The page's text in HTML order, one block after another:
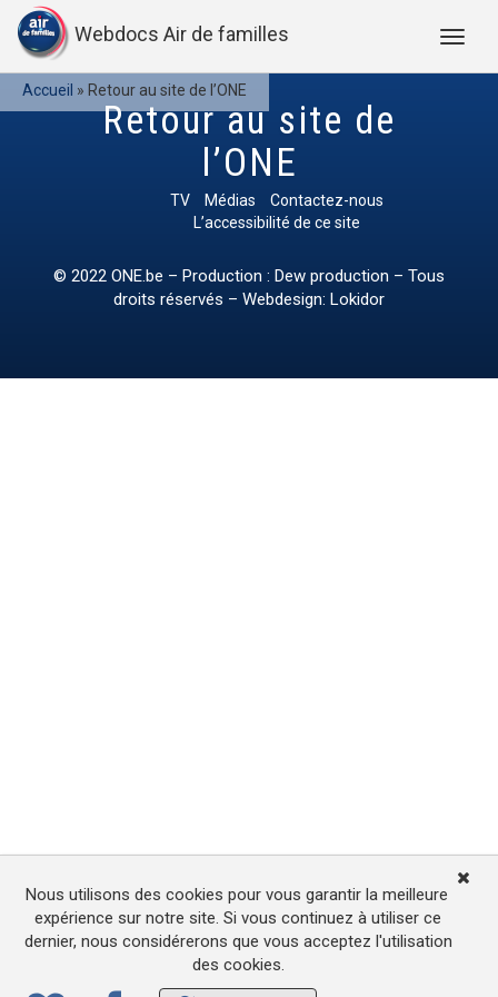
Webdocs Air de familles
Accueil » Retour au site de l’ONE
Retour au site de
l’ONE
TV Médias
Contactez-nous
L’accessibilité de ce site
© 2022 ONE.be – Production : Dew production – Tous
droits réservés – Webdesign: Lokidor
Nous utilisons des cookies pour vous garantir la meilleure
expérience sur notre site. Si vous continuez à utiliser ce
dernier, nous considérerons que vous acceptez l'utilisation
des cookies.